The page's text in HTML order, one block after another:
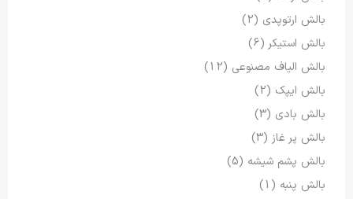
بالش ارتوپدی (2)
بالش استیکر (6)
بالش الیاف مصنوعی (12)
بالش ایپک (2)
بالش بادی (3)
بالش پر غاز (3)
بالش پشم شیشه (5)
بالش پنبه (1)